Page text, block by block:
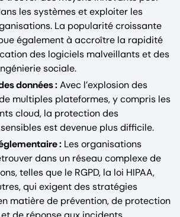
les systèmes et exploiter les
La popularité croissante
également à accroître la rapidité
des logiciels malveillants et des
sociale.
données :Avec l’explosion des
multiples plateformes, y compris les
cloud, la protection des
est devenue plus difficile.
: Les organisations
dans un réseau complexe de
telles que le RGPD, la loi HIPAA,
qui exigent des stratégies
matière de prévention, de protection